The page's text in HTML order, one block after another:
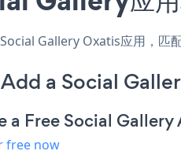
Gallery Oxatis应用，匹
a Social
a Free Social Gallery
free now